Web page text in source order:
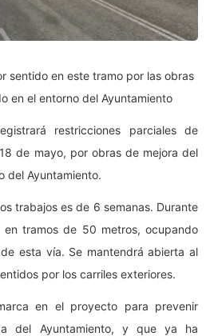
sentido en este tramo por las obras
en el entorno del Ayuntamiento
restricciones parciales de
de mayo, por obras de mejora del
del Ayuntamiento.
trabajos es de 6 semanas. Durante
tramos de 50 metros, ocupando
esta vía. Se mantendrá abierta al
por los carriles exteriores.
en el proyecto para prevenir
del Ayuntamiento, y que ya ha